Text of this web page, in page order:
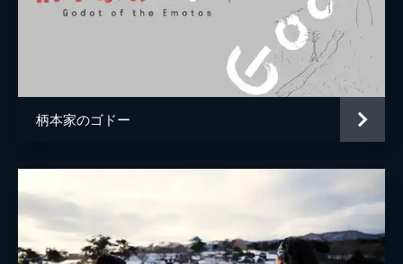
柄本家のゴドー